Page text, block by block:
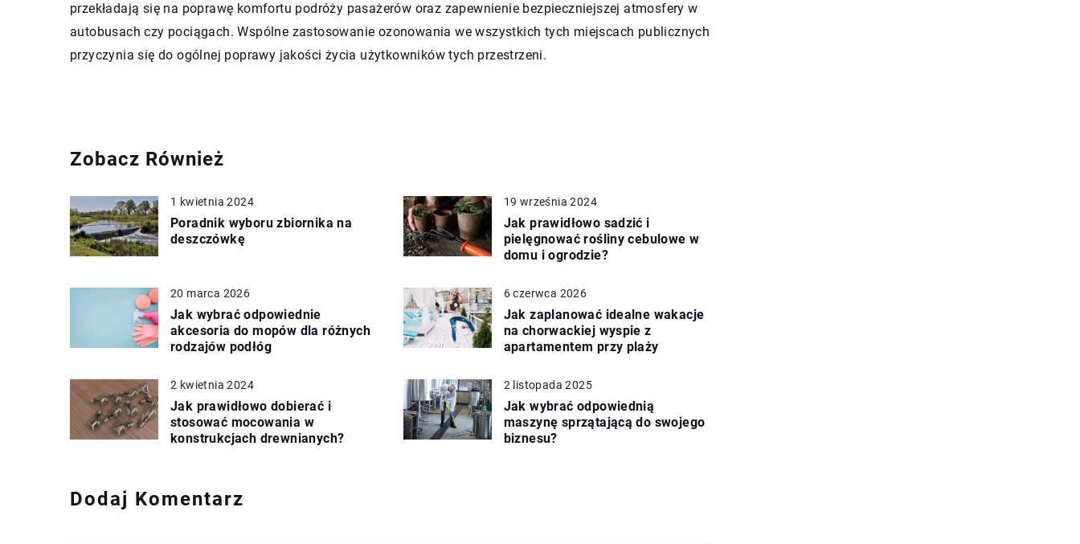
przekładają się na poprawę komfortu podróży pasażerów oraz zapewnienie bezpieczniejszej atmosfery w
autobusach czy pociągach. Wspólne zastosowanie ozonowania we wszystkich tych miejscach publicznych
przyczynia się do ogólnej poprawy jakości życia użytkowników tych przestrzeni.
Zobacz Również
1 kwietnia 2024
Poradnik wyboru zbiornika na
deszczówkę
19 września 2024
Jak prawidłowo sadzić i
pielęgnować rośliny cebulowe w
domu i ogrodzie?
20 marca 2026
Jak wybrać odpowiednie
akcesoria do mopów dla różnych
rodzajów podłóg
6 czerwca 2026
Jak zaplanować idealne wakacje
na chorwackiej wyspie z
apartamentem przy plaży
2 kwietnia 2024
Jak prawidłowo dobierać i
stosować mocowania w
konstrukcjach drewnianych?
2 listopada 2025
Jak wybrać odpowiednią
maszynę sprzątającą do swojego
biznesu?
Dodaj Komentarz